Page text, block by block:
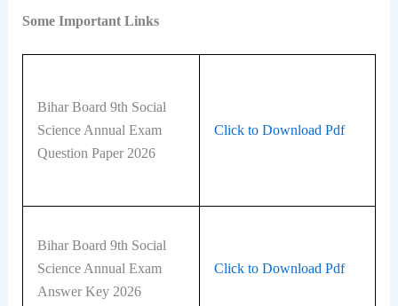
Some Important Links
Bihar Board 9th Social
Science Annual Exam
Question Paper 2026
Click to Download Pdf
Bihar Board 9th Social
Science Annual Exam
Answer Key 2026
Click to Download Pdf